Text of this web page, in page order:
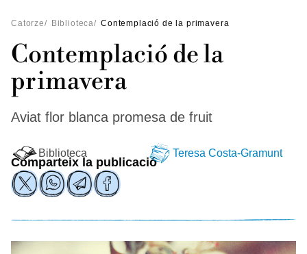
Catorze/ Biblioteca/ Contemplació de la primavera
Contemplació de la
primavera
Aviat flor blanca promesa de fruit
Biblioteca Teresa Costa-Gramunt
Comparteix la publicació